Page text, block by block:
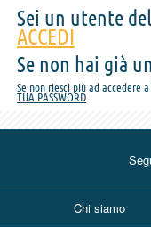
Sei un utente
ACCEDI
Se non hai già
Se non riesci più ad accedere
TUA PASSWORD
Chi siamo